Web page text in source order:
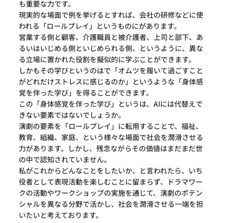
も重要な力です。
現実的な場面で例を挙げるとすれば、会社の研修などに使
われる「ロールプレイ」というものにがあります。
営業する側と顧客、介護職員と被介護者、上司と部下、あ
るいはいじめる側といじめられる側、というように、異な
る立場に置かれた役割を擬似的に学ぶことができます。
しかもその学びというのはで「オムツを履いて過ごすこと
がどれだけストレスに感じるのか」というような「身体感
覚を伴った学び」を得ることができます。
この「身体感覚を伴った学び」というは、AIには代替えで
きない要素ではないでしょうか。
演劇の要素を「ロールプレイ」に転用することで、福祉、
教育、組織、家庭、という様々な場面で社会を潤滑させる
力があります。しかし、残念ながらその価値はまだまだ世
の中で認知されていません。
私がこれからどんなことをしたいか、と言われたら、いち
役者として表現活動を楽しむことに留まらず、ドラマワー
クの活動やワークショップの実施を通じて、演劇のポテン
シャルを異なる分野で活かし、社会を潤滑させる一端を担
いたいと考えております。